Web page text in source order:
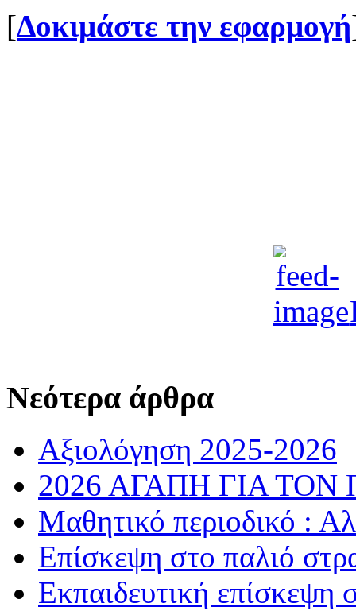
[Δοκιμάστε την εφαρμογή
Νεότερα άρθρα
Αξιολόγηση 2025-2026
2026 ΑΓΑΠΗ ΓΙΑ
Μαθητικό περιοδικό :
Επίσκεψη στο παλιό
Εκπαιδευτική επίσκεψη